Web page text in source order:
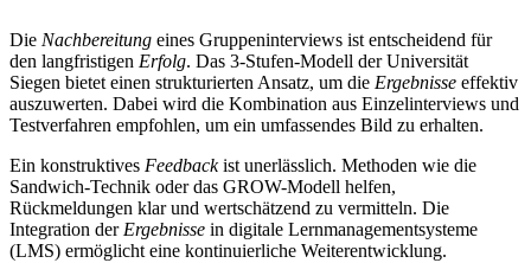
Die Nachbereitung eines Gruppeninterviews ist entscheidend für
den langfristigen Erfolg. Das 3-Stufen-Modell der Universität
Siegen bietet einen strukturierten Ansatz, um die Ergebnisse effektiv
auszuwerten. Dabei wird die Kombination aus Einzelinterviews und
Testverfahren empfohlen, um ein umfassendes Bild zu erhalten.
Ein konstruktives Feedbackist unerlässlich. Methoden wie die
Sandwich-Technik oder das GROW-Modell helfen,
Rückmeldungen klar und wertschätzend zu vermitteln. Die
Integration der Ergebnisse in digitale Lernmanagementsysteme
(LMS) ermöglicht eine kontinuierliche Weiterentwicklung.